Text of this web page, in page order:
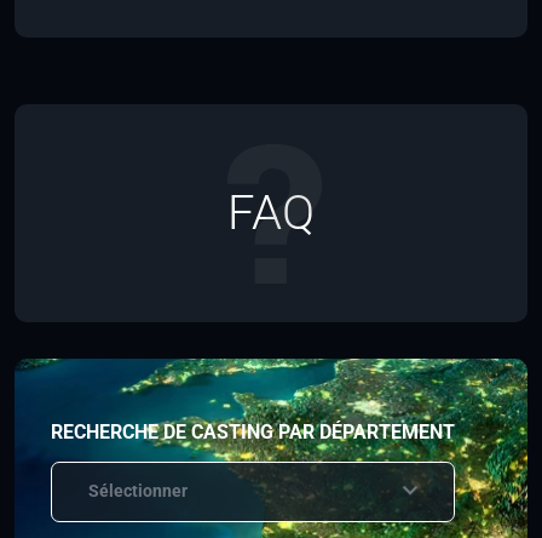
FAQ
RECHERCHE DE CASTING PAR DÉPARTEMENT
Sélectionner